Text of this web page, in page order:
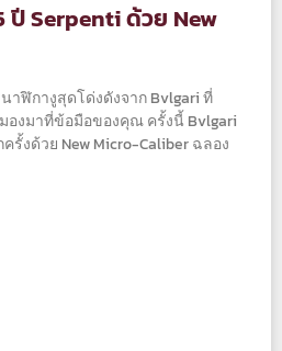
ปี Serpenti ด้วย New
าฬิกางูสุดโด่งดังจาก Bvlgari ที่
องมาที่ข้อมือของคุณ ครั้งนี้ Bvlgari
งด้วย New Micro-Caliber ฉลอง